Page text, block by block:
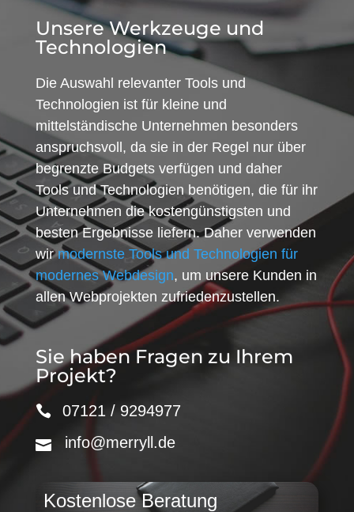
Unsere Werkzeuge und
Technologien
Die Auswahl relevanter Tools und
Technologien ist für kleine und
mittelständische Unternehmen besonders
anspruchsvoll, da sie in der Regel nur über
begrenzte Budgets verfügen und daher
Tools und Technologien benötigen, die für ihr
Unternehmen die kostengünstigsten und
besten Ergebnisse liefern. Daher verwenden
wirmodernste Tools und Technologien für
modernes Webdesign, um unsere Kunden in
allen Webprojekten zufriedenzustellen.
Sie haben Fragen zu Ihrem
Projekt?
07121 / 9294977
info@merryll.de
Kostenlose Beratung